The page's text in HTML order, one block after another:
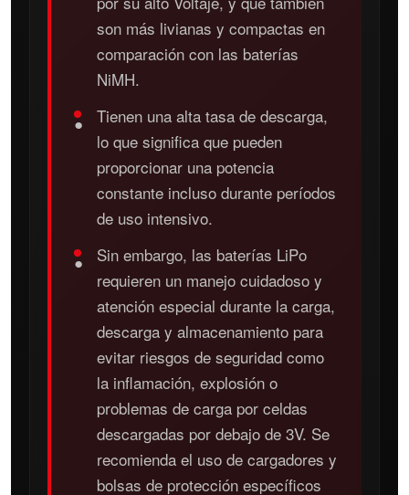
son más livianas y compactas en
comparación con las baterías
NiMH.
●
Tienen una alta tasa de descarga,
lo que significa que pueden
proporcionar una potencia
constante incluso durante períodos
de uso intensivo.
●
Sin embargo, las baterías LiPo
requieren un manejo cuidadoso y
atención especial durante la carga,
descarga y almacenamiento para
evitar riesgos de seguridad como
la inflamación, explosión o
problemas de carga por celdas
descargadas por debajo de 3V. Se
recomienda el uso de cargadores y
bolsas de protección específicos